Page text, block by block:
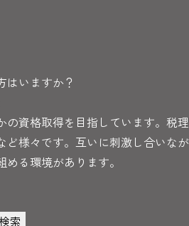
はいますか？
の資格取得を目指しています。税理
ど様々です。互いに刺激し合いなが
る環境があります。
索